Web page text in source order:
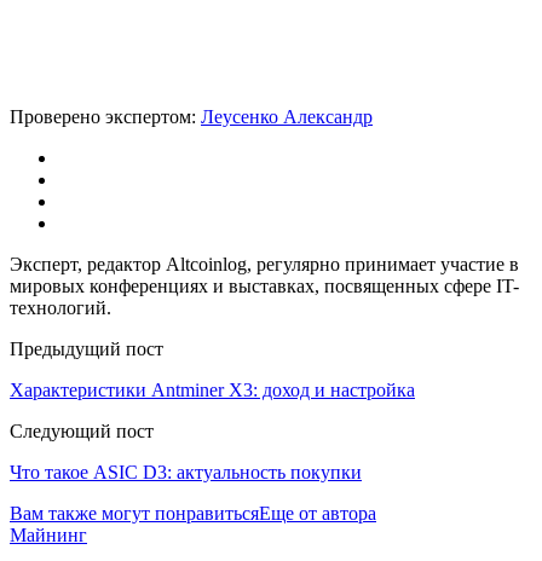
Проверено экспертом: Леусенко Александр
Эксперт, редактор Altcoinlog, регулярно принимает участие в
мировых конференциях и выставках, посвященных сфере IT-
технологий.
Предыдущий пост
Характеристики Antminer X3: доход и настройка
Следующий пост
Что такое ASIC D3: актуальность покупки
Вам также могут понравитьсяЕще от автора
Майнинг